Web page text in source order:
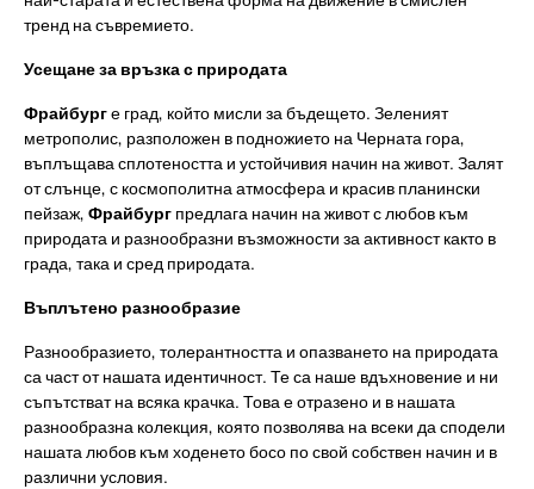
тренд на съвремието.
Усещане за връзка с природата
Фрайбурге град, който мисли за бъдещето. Зеленият
метрополис, разположен в подножието на Черната гора,
въплъщава сплотеността и устойчивия начин на живот. Залят
от слънце, с космополитна атмосфера и красив планински
пейзаж, Фрайбург предлага начин на живот с любов към
природата и разнообразни възможности за активност както в
града, така и сред природата.
Въплътено разнообразие
Разнообразието, толерантността и опазването на природата
са част от нашата идентичност. Те са наше вдъхновение и ни
съпътстват на всяка крачка. Това е отразено и в нашата
разнообразна колекция, която позволява на всеки да сподели
нашата любов към ходенето босо по свой собствен начин и в
различни условия.